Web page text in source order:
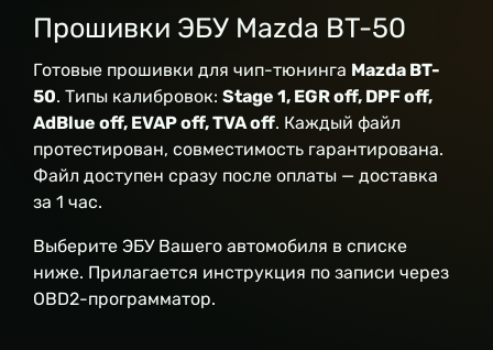
Прошивки ЭБУ Mazda BT-50
Готовые прошивки для чип-тюнинга Mazda BT-
50. Типы калибровок: Stage 1, EGR off, DPF off,
AdBlue off, EVAP off, TVA off. Каждый файл
протестирован, совместимость гарантирована.
Файл доступен сразу после оплаты — доставка
за 1 час.
Выберите ЭБУ Вашего автомобиля в списке
ниже. Прилагается инструкция по записи через
OBD2-программатор.